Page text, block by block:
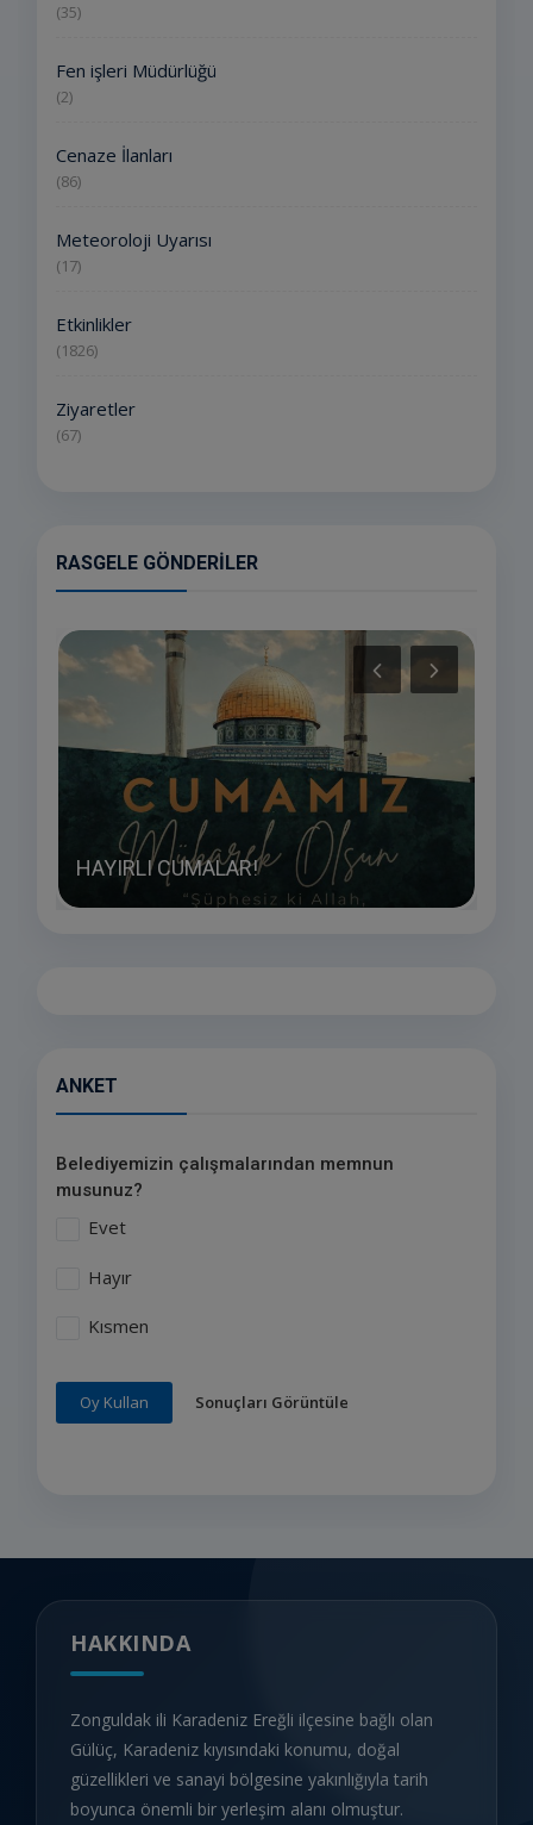
(35)
Fen işleri Müdürlüğü
(2)
Cenaze İlanları
(86)
Meteoroloji Uyarısı
(17)
Etkinlikler
(1826)
Ziyaretler
(67)
RASGELE GÖNDERILER
HAYIRLI CUMALAR!
ANKET
Belediyemizin çalışmalarından memnun
musunuz?
Evet
Hayır
Kısmen
Oy Kullan Sonuçları Görüntüle
HAKKINDA
Zonguldak ili Karadeniz Ereğli ilçesine bağlı olan
Gülüç, Karadeniz kıyısındaki konumu, doğal
güzellikleri ve sanayi bölgesine yakınlığıyla tarih
boyunca önemli bir yerleşim alanı olmuştur.